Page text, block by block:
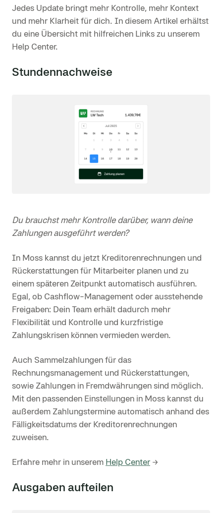
Jedes Update bringt mehr Kontrolle, mehr Kontext
und mehr Klarheit für dich. In diesem Artikel erhältst
du eine Übersicht mit hilfreichen Links zu unserem
Help Center.
Stundennachweise
Du brauchst mehr Kontrolle darüber, wann deine
Zahlungen ausgeführt werden?
In Moss kannst du jetzt Kreditorenrechnungen und
Rückerstattungen für Mitarbeiter planen und zu
einem späteren Zeitpunkt automatisch ausführen.
Egal, ob Cashflow-Management oder ausstehende
Freigaben: Dein Team erhält dadurch mehr
Flexibilität und Kontrolle und kurzfristige
Zahlungskrisen können vermieden werden.
Auch Sammelzahlungen für das
Rechnungsmanagement und Rückerstattungen,
sowie Zahlungen in Fremdwährungen sind möglich.
Mit den passenden Einstellungen in Moss kannst du
außerdem Zahlungstermine automatisch anhand des
Fälligkeitsdatums der Kreditorenrechnungen
zuweisen.
Erfahre mehr in unserem Help Center →
Ausgaben aufteilen